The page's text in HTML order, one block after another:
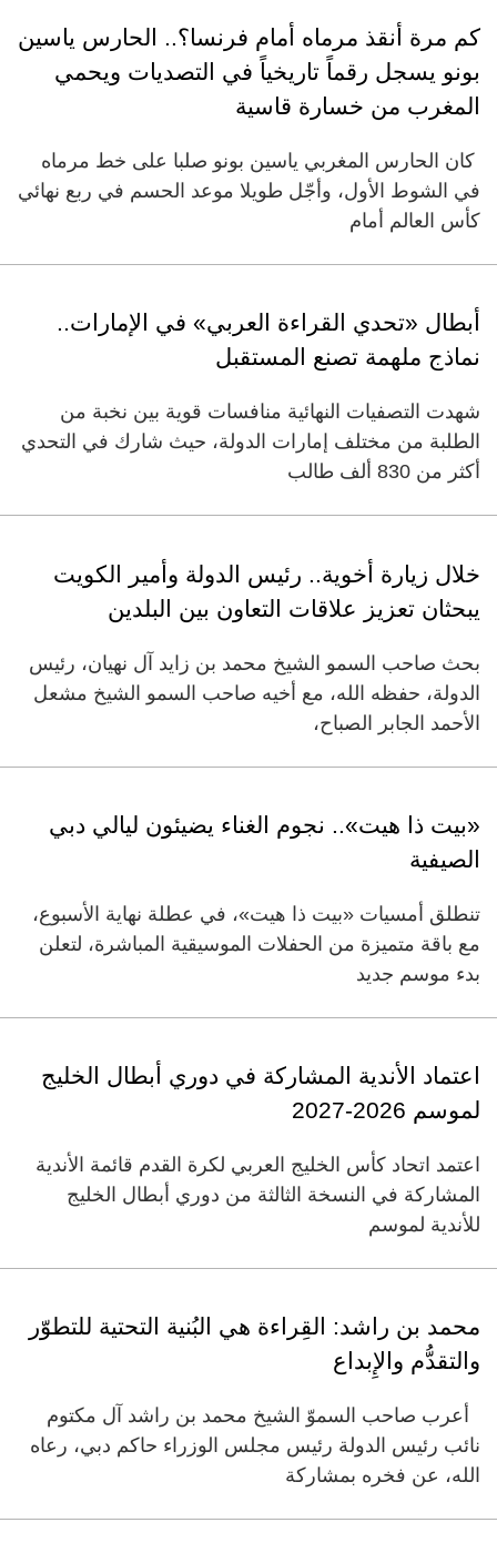
كم مرة أنقذ مرماه أمام فرنسا؟.. الحارس ياسين
بونو يسجل رقماً تاريخياً في التصديات ويحمي
المغرب من خسارة قاسية
كان الحارس المغربي ياسين بونو صلبا على خط مرماه
في الشوط الأول، وأجّل طويلا موعد الحسم في ربع نهائي
كأس العالم أمام
أبطال «تحدي القراءة العربي» في الإمارات..
نماذج ملهمة تصنع المستقبل
شهدت التصفيات النهائية منافسات قوية بين نخبة من
الطلبة من مختلف إمارات الدولة، حيث شارك في التحدي
أكثر من 830 ألف طالب
خلال زيارة أخوية.. رئيس الدولة وأمير الكويت
يبحثان تعزيز علاقات التعاون بين البلدين
بحث صاحب السمو الشيخ محمد بن زايد آل نهيان، رئيس
الدولة، حفظه الله، مع أخيه صاحب السمو الشيخ مشعل
الأحمد الجابر الصباح،
«بيت ذا هيت».. نجوم الغناء يضيئون ليالي دبي
الصيفية
تنطلق أمسيات «بيت ذا هيت»، في عطلة نهاية الأسبوع،
مع باقة متميزة من الحفلات الموسيقية المباشرة، لتعلن
بدء موسم جديد
اعتماد الأندية المشاركة في دوري أبطال الخليج
لموسم 2026-2027
اعتمد اتحاد كأس الخليج العربي لكرة القدم قائمة الأندية
المشاركة في النسخة الثالثة من دوري أبطال الخليج
للأندية لموسم
محمد بن راشد: القِراءة هي البُنية التحتية للتطوّر
والتقدُّم والإِبداع
أعرب صاحب السموّ الشيخ محمد بن راشد آل مكتوم
نائب رئيس الدولة رئيس مجلس الوزراء حاكم دبي، رعاه
الله، عن فخره بمشاركة